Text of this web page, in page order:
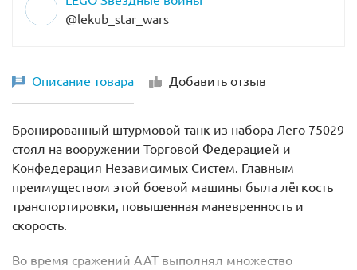
@lekub_star_wars
Описание товара Добавить отзыв
Бронированный штурмовой танк из набора Лего 75029
стоял на вооружении Торговой Федерацией и
Конфедерация Независимых Систем. Главным
преимуществом этой боевой машины была лёгкость
транспортировки, повышенная маневренность и
скорость.
Во время сражений ААТ выполнял множество